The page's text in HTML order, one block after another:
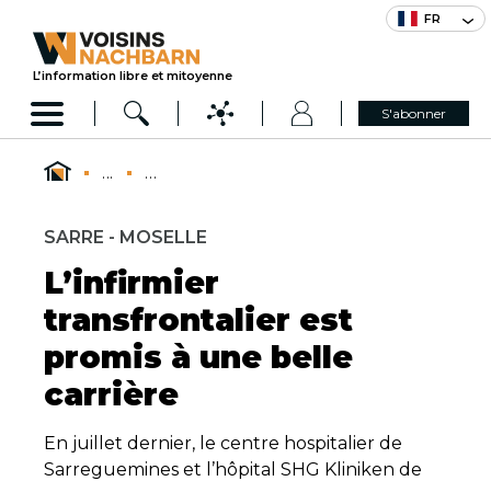
FR
L’information libre et mitoyenne
S'abonner
... ...
SARRE - MOSELLE
L’infirmier
transfrontalier est
promis à une belle
carrière
En juillet dernier, le centre hospitalier de
Sarreguemines et l’hôpital SHG Kliniken de